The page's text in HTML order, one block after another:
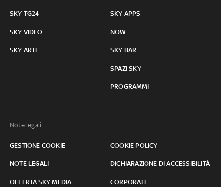
SKY TG24
SKY VIDEO
SKY ARTE
SKY APPS
NOW
SKY BAR
SPAZI SKY
PROGRAMMI
Note legali:
GESTIONE COOKIE COOKIE POLICY
NOTE LEGALI DICHIARAZIONE DI ACCESSIBILITÀ
OFFERTA SKY MEDIA CORPORATE